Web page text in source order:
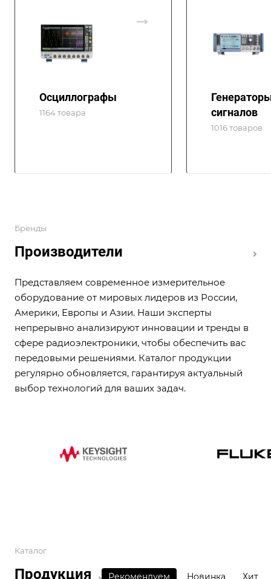
Осциллографы
1164 товара
сигналов
1016 товаров
Бренды
Производители
Представляем современное измерительное
оборудование от мировых лидеров из России,
Америки, Европы и Азии. Наши эксперты
непрерывно анализируют инновации и тренды в
сфере радиоэлектроники, чтобы обеспечить вас
передовыми решениями. Каталог продукции
регулярно обновляется, гарантируя актуальный
выбор технологий для ваших задач.
Каталог
Продукция Рекомендуем Новинка Хит